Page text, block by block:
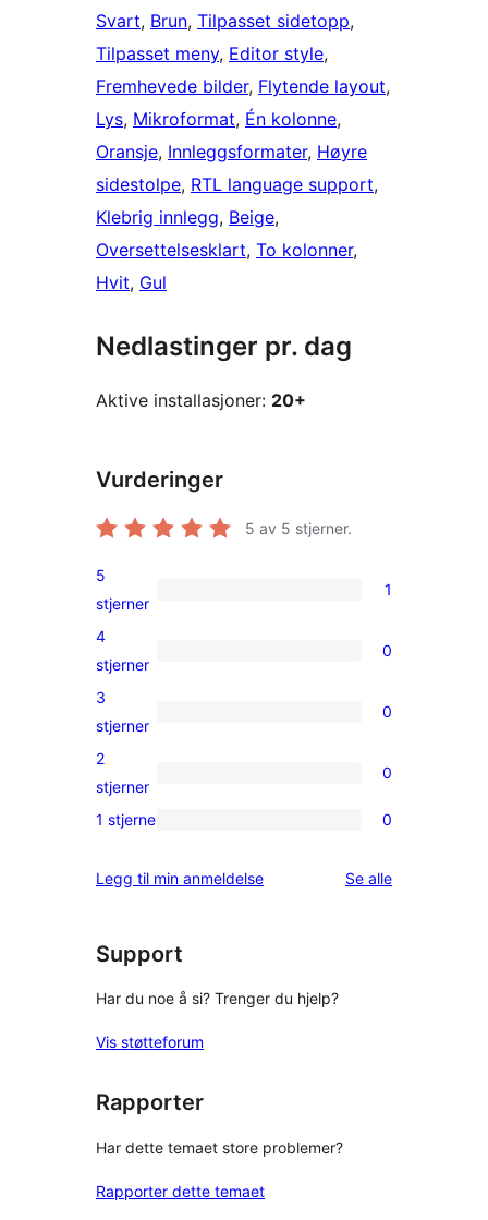
Svart, Brun, Tilpasset sidetopp
Tilpasset meny, Editor style
Fremhevede bilder, Flytende layout
Lys, Mikroformat, Én kolonne
Oransje, Innleggsformater, Høyre
sidestolpe, RTL language support
Klebrig innlegg, Beige
Oversettelsesklart, To kolonner
Hvit, Gul
Nedlastinger pr. dag
Aktive installasjoner: 20+
Vurderinger
5 av 5 stjerner.
1
5-
star
5
stjerner
1
0
4-
star
4
stjerner
0
0
3-
star
3
stjerner
0
0
2-
reviews
2
stjerner
0
0
star
1 stjerne 0
Legg til min anmeldelse Se alleomtalene
Support
Har du noe å si? Trenger du hjelp?
Vis støtteforum
Rapporter
Har dette temaet store problemer?
Rapporter dette temaet